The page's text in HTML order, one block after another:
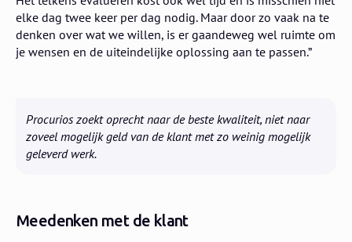
elke dag twee keer per dag nodig. Maar door zo vaak na te
denken over wat we willen, is er gaandeweg wel ruimte om
je wensen en de uiteindelijke oplossing aan te passen.”
Procurios zoekt oprecht naar de beste kwaliteit, niet naar
zoveel mogelijk geld van de klant met zo weinig mogelijk
geleverd werk.
Meedenken met de klant